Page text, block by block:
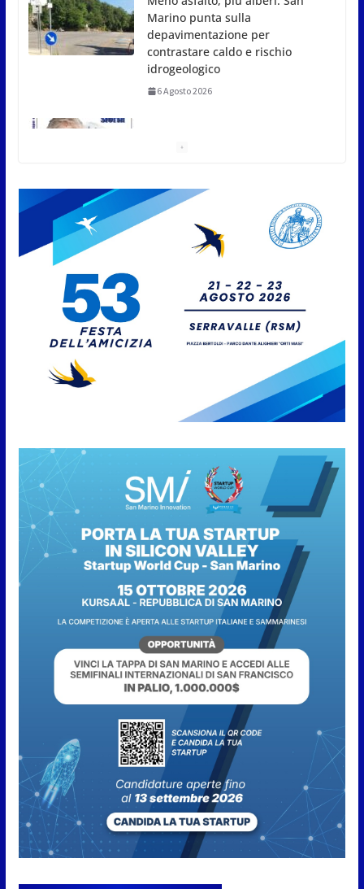
San Marino. USL: l’inferno di
Marcinelle diventi monito e
memoria collettiva
6 Agosto 2026
approvato
6 Agosto 2026
Protezione Civile San Marino.
della fase preliminare di
preallarme, dal 3 al 9 agosto
6 Agosto 2026
“San Marino Antiqua –
Leggende e storie del Titano”:
l’inequivocabile successo di
6 Agosto 2026